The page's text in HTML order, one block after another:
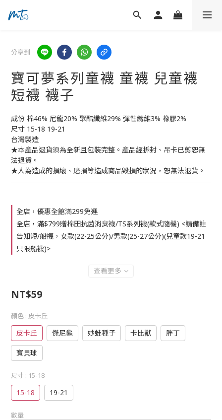
分享到
寶可夢系列童襪 童襪 兒童襪
短襪 襪子
成份 棉46% 尼龍20% 聚酯纖維29% 彈性纖維3% 橡膠2%
尺寸 15-18 19-21
台灣製造
★本產品退貨須為全新且包裝完整。產品經拆封、吊卡已剪恕無
法退貨。
★人為造成的損壞、磨損等造成商品毀損的狀況，恕無法退貨。
全店，優惠全館滿299免運
全店，滿$799贈棉田抗菌消臭襪/TS系列襪(款式隨機) <請備註
告知短/船襪，女款(22-25公分)/男款(25-27公分)(兒童款19-21
只限船襪)>
查看更多
NT$59
顏色 : 皮卡丘
皮卡丘 傑尼龜 妙蛙種子 卡比獸 胖丁
寶貝球
尺寸 : 15-18
15-18 19-21
數量